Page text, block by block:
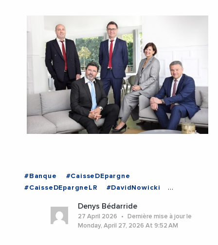
#Banque
#CaisseDEpargne
#CaisseDEpargneLR
#DavidNowicki
#VieDesEntreprises
#Occitanie
Denys Bédarride
27 April 2026
Dernière mise à jour le
Monday, April 27, 2026 At 9:52 AM